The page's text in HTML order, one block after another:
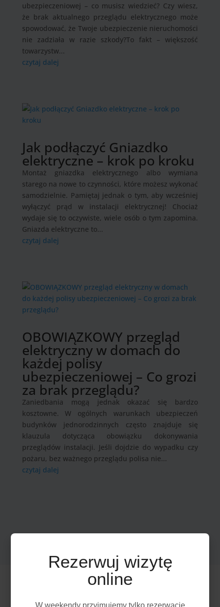
ubezpieczeniowej – co musisz wiedzieć? Czy wiesz,
że brak aktualnego przeglądu elektrycznego może
spowodować, że Twoje ubezpieczenie nieruchomości
nie zadziała w razie szkody?To fakt – większość
towarzystw...
czytaj dalej
Jak podłączyć Gniazdko
elektryczne – krok po kroku
Montaż gniazdka elektrycznego albo wymiana
starego na nowe to czynności, które możesz wykonać
samodzielnie. Pamiętaj jednak o tym, aby wcześniej
wyłączyć prąd w instalacji elektrycznej! Chociaż
wydaje się to oczywiste, wiele osób o tym zapomina.
Gniazda elektryczne to...
czytaj dalej
OBOWIĄZKOWY przegląd
elektryczny w domach do
każdej polisy
ubezpieczeniowej – Co grozi
za brak przeglądu?
Zaniedbania mogą jednak okazać się bardzo
kosztowne. W ogólnych warunkach ubezpieczeń
budynków jednorodzinnych często znajduje się
klauzula dotycząca obowiązku dokonywania
przeglądów instalacji. Jeśli dojdzie do wypadku czy
pożaru, bez ważnego przeglądu polisa nie...
czytaj dalej
Rezerwuj wizytę
online
W weekendy przyjmujemy tylko rezerwację